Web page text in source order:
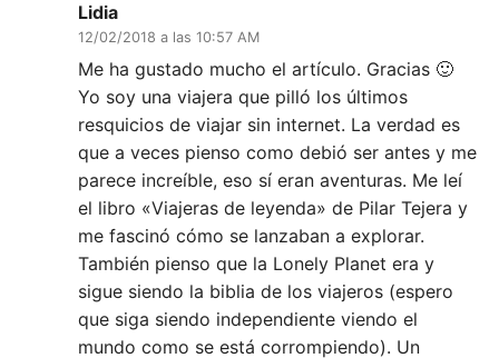
Lidia
12/02/2018 a las 10:57 AM
Me ha gustado mucho el artículo. Gracias 🙂
Yo soy una viajera que pilló los últimos
resquicios de viajar sin internet. La verdad es
que a veces pienso como debió ser antes y me
parece increíble, eso sí eran aventuras. Me leí
el libro «Viajeras de leyenda» de Pilar Tejera y
me fascinó cómo se lanzaban a explorar.
También pienso que la Lonely Planet era y
sigue siendo la biblia de los viajeros (espero
que siga siendo independiente viendo el
mundo como se está corrompiendo). Un